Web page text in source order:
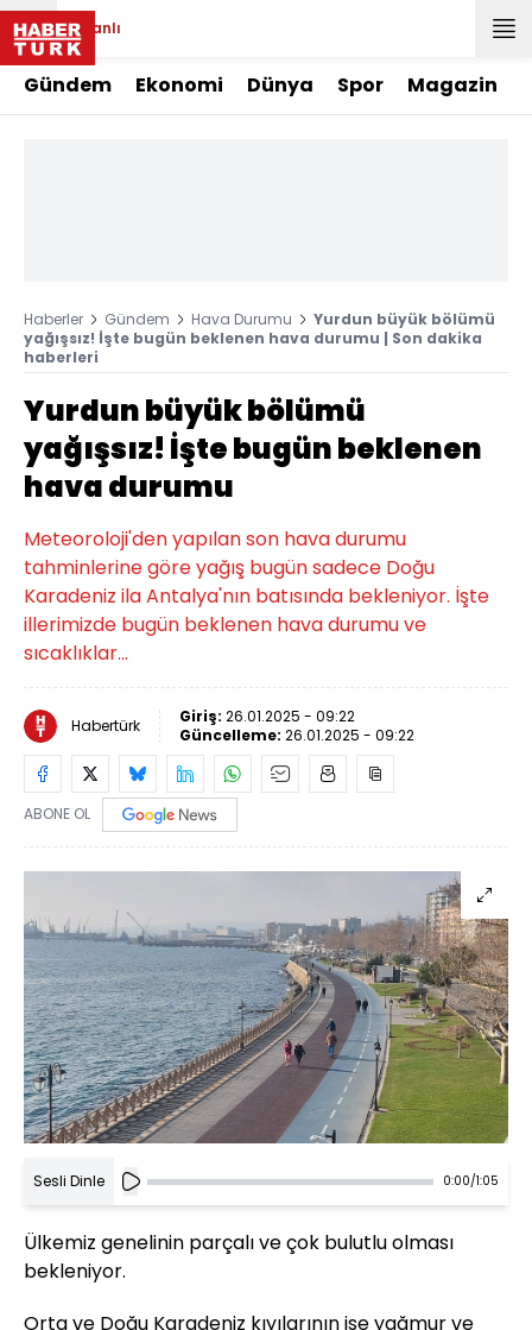
Canlı
Gündem Ekonomi Dünya Spor Magazin
Haberler Gündem Hava Durumu
Yurdun büyük bölümü
yağışsız! İşte bugün beklenen hava durumu | Son dakika
haberleri
Yurdun büyük bölümü
yağışsız! İşte bugün beklenen
hava durumu
Meteoroloji'den yapılan son hava durumu
tahminlerine göre yağış bugün sadece Doğu
Karadeniz ila Antalya'nın batısında bekleniyor. İşte
illerimizde bugün beklenen hava durumu ve
sıcaklıklar...
Habertürk Giriş: 26.01.2025 - 09:22
Güncelleme: 26.01.2025 - 09:22
ABONE OL
Sesli Dinle 0:00/1:05
Ülkemiz genelinin parçalı ve çok bulutlu olması
bekleniyor.
Orta ve Doğu Karadeniz kıyılarının ise yağmur ve